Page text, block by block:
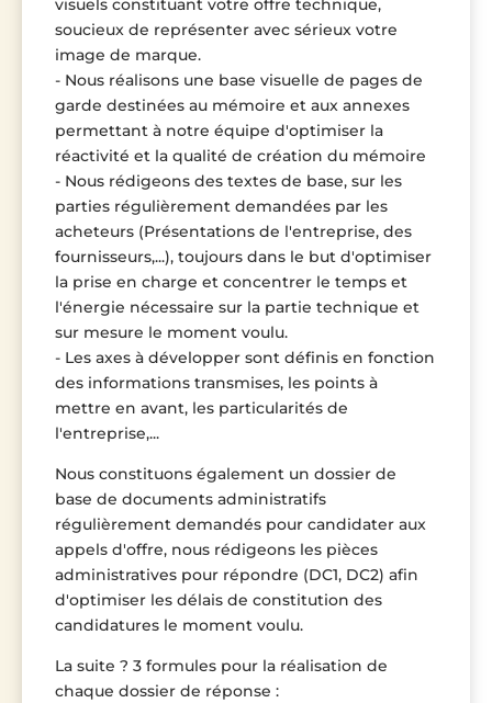
visuels constituant votre offre technique,
soucieux de représenter avec sérieux votre
image de marque.
- Nous réalisons une base visuelle de pages de
garde destinées au mémoire et aux annexes
permettant à notre équipe d'optimiser la
réactivité et la qualité de création du mémoire
- Nous rédigeons des textes de base, sur les
parties régulièrement demandées par les
acheteurs (Présentations de l'entreprise, des
fournisseurs,...), toujours dans le but d'optimiser
la prise en charge et concentrer le temps et
l'énergie nécessaire sur la partie technique et
sur mesure le moment voulu.
- Les axes à développer sont définis en fonction
des informations transmises, les points à
mettre en avant, les particularités de
l'entreprise,...
Nous constituons également un dossier de
base de documents administratifs
régulièrement demandés pour candidater aux
appels d'offre, nous rédigeons les pièces
administratives pour répondre (DC1, DC2) afin
d'optimiser les délais de constitution des
candidatures le moment voulu.
La suite ? 3 formules pour la réalisation de
chaque dossier de réponse :